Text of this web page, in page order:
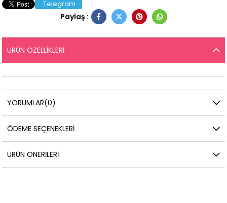
Telegram
Paylaş :
ÜRÜN ÖZELLIKLERI
YORUMLAR(0)
ÖDEME SEÇENEKLERI
ÜRÜN ÖNERILERI